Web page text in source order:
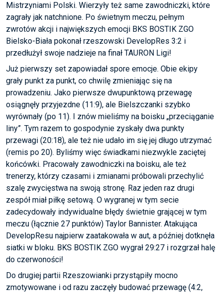
Mistrzyniami Polski. Wierzyły też same zawodniczki, które
zagrały jak natchnione. Po świetnym meczu, pełnym
zwrotów akcji i największych emocji BKS BOSTIK ZGO
Bielsko-Biała pokonał rzeszowski DevelopRes 3:2 i
przedłużył swoje nadzieje na finał TAURON Ligi!
Już pierwszy set zapowiadał spore emocje. Obie ekipy
grały punkt za punkt, co chwilę zmieniając się na
prowadzeniu. Jako pierwsze dwupunktową przewagę
osiągnęły przyjezdne (11:9), ale Bielszczanki szybko
wyrównały (po 11). I znów mieliśmy na boisku „przeciąganie
liny”. Tym razem to gospodynie zyskały dwa punkty
przewagi (20:18), ale też nie udało im się jej długo utrzymać
(remis po 20). Byliśmy więc świadkami niezwykle zaciętej
końcówki. Pracowały zawodniczki na boisku, ale też
trenerzy, którzy czasami i zmianami próbowali przechylić
szalę zwycięstwa na swoją stronę. Raz jeden raz drugi
zespół miał piłkę setową. O wygranej w tym secie
zadecydowały indywidualne błędy świetnie grającej w tym
meczu (łącznie 27 punktów) Taylor Bannister. Atakująca
DevelopResu najpierw zaatakowała w aut, a później dotknęła
siatki w bloku. BKS BOSTIK ZGO wygrał 29:27 i rozgrzał halę
do czerwoności!
Do drugiej partii Rzeszowianki przystąpiły mocno
zmotywowane i od razu zaczęły budować przewagę (4:2,